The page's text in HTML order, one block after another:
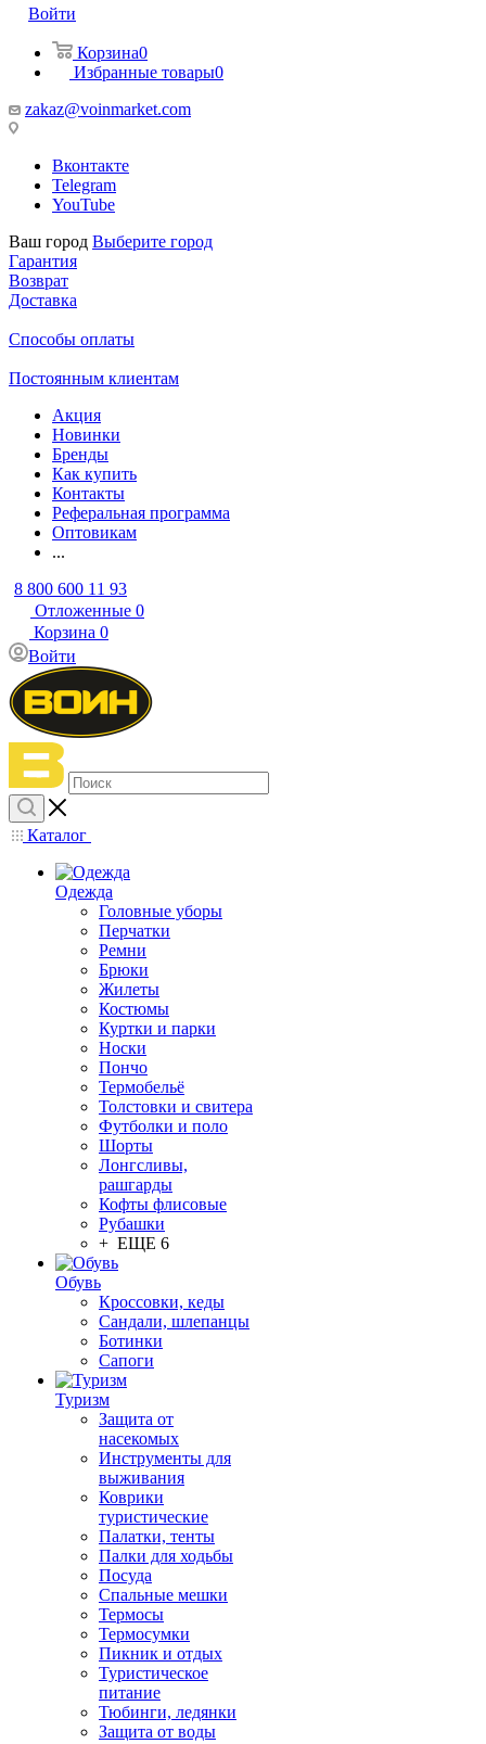
Войти
Корзина0
Избранные товары0
zakaz@voinmarket.com
Вконтакте
Telegram
YouTube
Ваш город Выберите город
Гарантия
Возврат
Доставка
Способы оплаты
Постоянным клиентам
Акция
Новинки
Бренды
Как купить
Контакты
Реферальная программа
Оптовикам
...
8 800 600 11 93
Отложенные 0
Корзина 0
Войти
Каталог
Одежда
Головные уборы
Перчатки
Ремни
Брюки
Жилеты
Костюмы
Куртки и парки
Носки
Пончо
Термобельё
Толстовки и свитера
Футболки и поло
Шорты
Лонгсливы,
рашгарды
Кофты флисовые
Рубашки
+ ЕЩЕ 6
Обувь
Кроссовки, кеды
Сандали, шлепанцы
Ботинки
Сапоги
Туризм
Защита от
насекомых
Инструменты для
выживания
Коврики
туристические
Палатки, тенты
Палки для ходьбы
Посуда
Спальные мешки
Термосы
Термосумки
Пикник и отдых
Туристическое
питание
Тюбинги, ледянки
Защита от воды